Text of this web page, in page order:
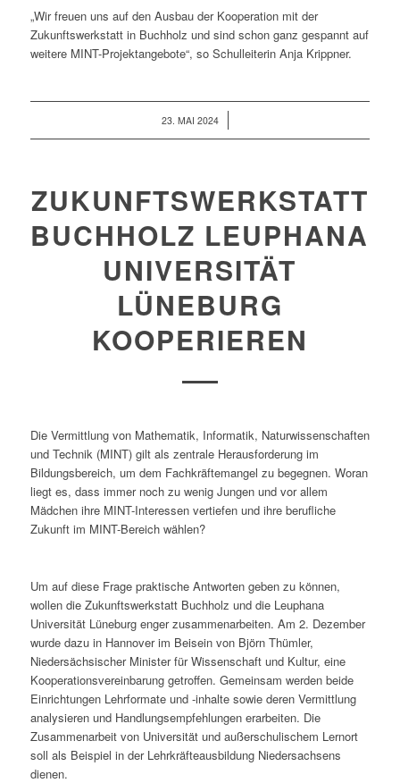
„Wir freuen uns auf den Ausbau der Kooperation mit der
Zukunftswerkstatt in Buchholz und sind schon ganz gespannt auf
weitere MINT-Projektangebote“, so Schulleiterin Anja Krippner.
23. MAI 2024
/
ZUKUNFTSWERKSTATT
BUCHHOLZ LEUPHANA
UNIVERSITÄT
LÜNEBURG
KOOPERIEREN
Die Vermittlung von Mathematik, Informatik, Naturwissenschaften
und Technik (MINT) gilt als zentrale Herausforderung im
Bildungsbereich, um dem Fachkräftemangel zu begegnen. Woran
liegt es, dass immer noch zu wenig Jungen und vor allem
Mädchen ihre MINT-Interessen vertiefen und ihre berufliche
Zukunft im MINT-Bereich wählen?
Um auf diese Frage praktische Antworten geben zu können,
wollen die Zukunftswerkstatt Buchholz und die Leuphana
Universität Lüneburg enger zusammenarbeiten. Am 2. Dezember
wurde dazu in Hannover im Beisein von Björn Thümler,
Niedersächsischer Minister für Wissenschaft und Kultur, eine
Kooperationsvereinbarung getroffen. Gemeinsam werden beide
Einrichtungen Lehrformate und -inhalte sowie deren Vermittlung
analysieren und Handlungsempfehlungen erarbeiten. Die
Zusammenarbeit von Universität und außerschulischem Lernort
soll als Beispiel in der Lehrkräfteausbildung Niedersachsens
dienen.